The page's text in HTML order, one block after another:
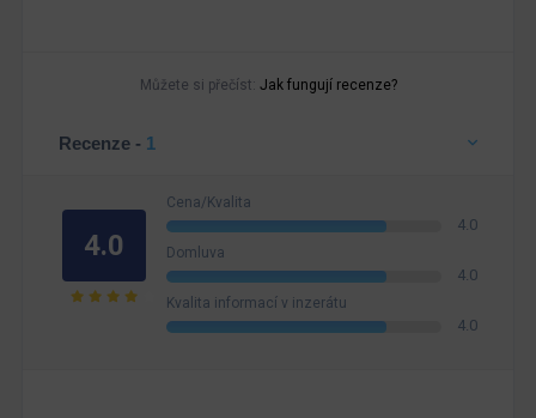
Můžete si přečíst: Jak fungují recenze?
Recenze - 1
4.0
Cena/Kvalita
4.0
Domluva
4.0
Kvalita informací v inzerátu
4.0